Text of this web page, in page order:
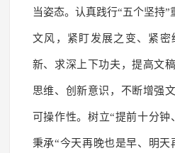
当姿态。认真践行“五个坚持”
文风，紧盯发展之变、紧密
新、求深上下功夫，提高文
思维、创新意识，不断增强
可操作性。树立“提前十分钟
秉承“今天再晚也是早、明天